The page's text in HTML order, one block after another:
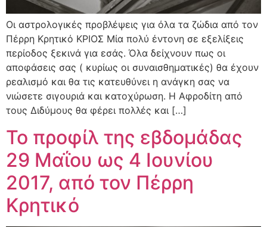
Οι αστρολογικές προβλέψεις για όλα τα ζώδια από τον
Πέρρη Κρητικό ΚΡΙΟΣ Μία πολύ έντονη σε εξελίξεις
περίοδος ξεκινά για εσάς. Όλα δείχνουν πως οι
αποφάσεις σας ( κυρίως οι συναισθηματικές) θα έχουν
ρεαλισμό και θα τις κατευθύνει η ανάγκη σας να
νιώσετε σιγουριά και κατοχύρωση. Η Αφροδίτη από
τους Διδύμους θα φέρει πολλές και […]
Το προφίλ της εβδομάδας
29 Μαΐου ως 4 Ιουνίου
2017, από τον Πέρρη
Κρητικό